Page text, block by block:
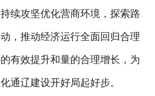
续攻坚优化营商环境，探索路
，推动经济运行全面回归合理
有效提升和量的合理增长，为
通辽建设开好局起好步。